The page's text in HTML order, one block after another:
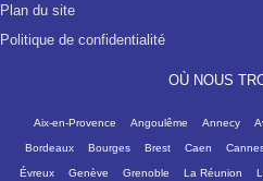
Plan du site
Politique de confidentialité
OÙ NOUS
Aix-en-Provence Angoulême Annecy
Bordeaux Bourges Brest Caen
Évreux Genève Grenoble La Réunion